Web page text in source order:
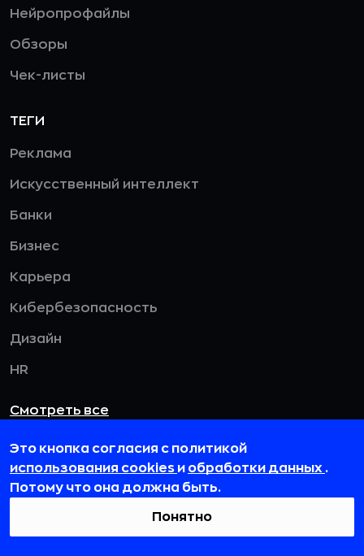
Нейропрофайлы
Обзоры
Чек-листы
ТЕГИ
Реклама
Искусственный интеллект
Банки
Бизнес
Карьера
Кибербезопасность
Дизайн
HR
Смотреть все
115432, г. Москва, вн. тер. г. муниципальный
округ Даниловский, пр-кт Андропова, д. 18, к. 3
Это кнопка согласия с политикой
использования cookies и обработки данных .
Потому что она должна быть.
Понятно